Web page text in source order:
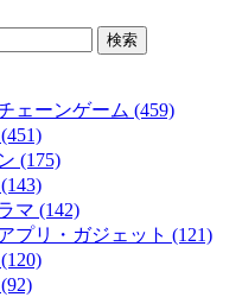
ェーンゲーム (459)
(175)
マ (142)
プリ・ガジェット (121)